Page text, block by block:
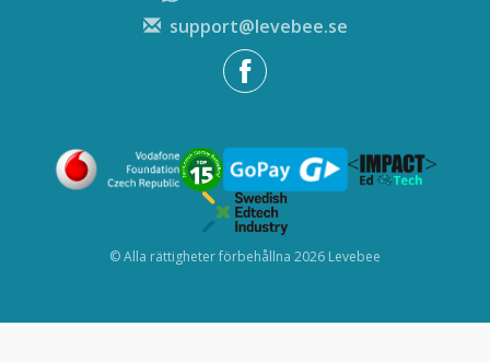
support@levebee.se
© Alla rättigheter förbehållna 2026 Levebee